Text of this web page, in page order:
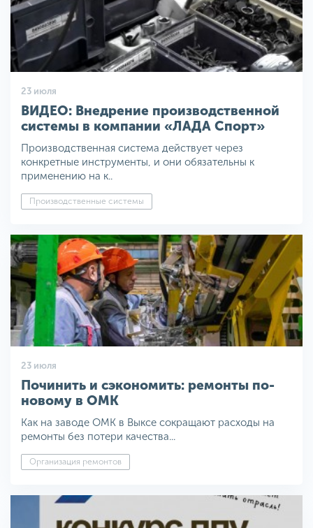
23 июля
ВИДЕО: Внедрение производственной
системы в компании «ЛАДА Спорт»
Производственная система действует через
конкретные инструменты, и они обязательны к
применению на к..
Производственные системы
23 июля
Починить и сэкономить: ремонты по-
новому в ОМК
Как на заводе ОМК в Выксе сокращают расходы на
ремонты без потери качества...
Организация ремонтов